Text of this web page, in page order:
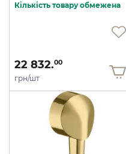
Кількість товару обмежена
22 832.00
грн/шт